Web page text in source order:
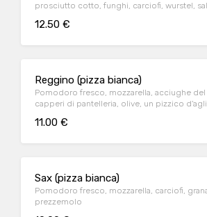
prosciutto cotto, funghi, carciofi, wurstel,
12.50 €
Reggino (pizza bianca)
Pomodoro fresco, mozzarella, acciughe del
capperi di pantelleria, olive, un pizzico
11.00 €
Sax (pizza bianca)
Pomodoro fresco, mozzarella, carciofi,
prezzemolo